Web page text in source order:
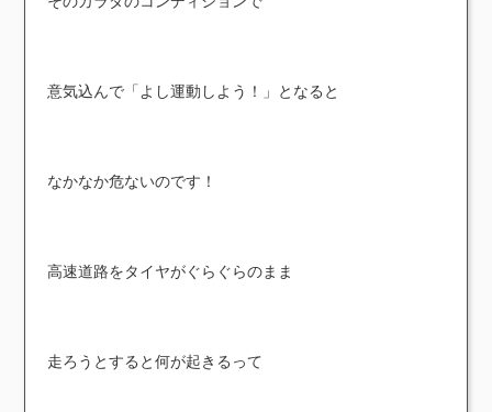
意気込んで「よし運動しよう！」となると
なかなか危ないのです！
高速道路をタイヤがぐらぐらのまま
走ろうとすると何が起きるって